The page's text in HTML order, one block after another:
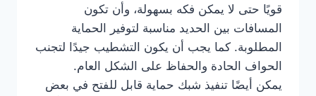
قويًا حتى لا يمكن فكه بسهولة، وأن تكون
المسافات بين الحديد مناسبة لتوفير الحماية
المطلوبة. كما يجب أن يكون التشطيب جيدًا لتجنب
الحواف الحادة والحفاظ على الشكل العام.
يمكن أيضًا تنفيذ شبك حماية قابل للفتح في بعض